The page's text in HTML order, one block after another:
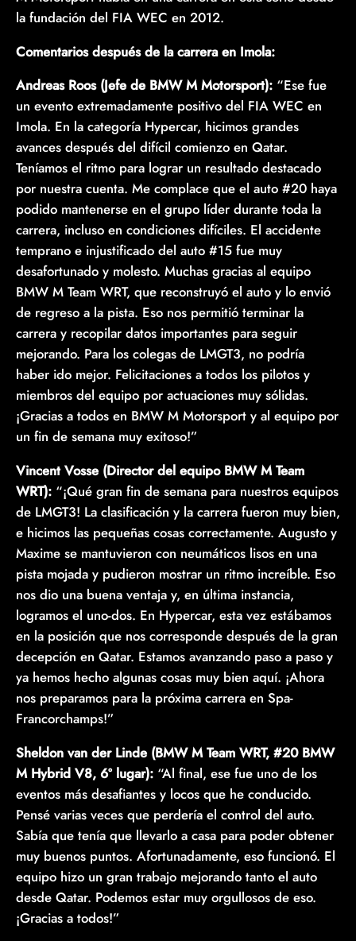
la fundación del FIA WEC en 2012.
Comentarios después de la carrera en Imola:
Andreas Roos (Jefe de BMW M Motorsport): “Ese fue
un evento extremadamente positivo del FIA WEC en
Imola. En la categoría Hypercar, hicimos grandes
avances después del difícil comienzo en Qatar.
Teníamos el ritmo para lograr un resultado destacado
por nuestra cuenta. Me complace que el auto #20 haya
podido mantenerse en el grupo líder durante toda la
carrera, incluso en condiciones difíciles. El accidente
temprano e injustificado del auto #15 fue muy
desafortunado y molesto. Muchas gracias al equipo
BMW M Team WRT, que reconstruyó el auto y lo envió
de regreso a la pista. Eso nos permitió terminar la
carrera y recopilar datos importantes para seguir
mejorando. Para los colegas de LMGT3, no podría
haber ido mejor. Felicitaciones a todos los pilotos y
miembros del equipo por actuaciones muy sólidas.
¡Gracias a todos en BMW M Motorsport y al equipo por
un fin de semana muy exitoso!”
Vincent Vosse (Director del equipo BMW M Team
WRT): “¡Qué gran fin de semana para nuestros equipos
de LMGT3! La clasificación y la carrera fueron muy bien,
e hicimos las pequeñas cosas correctamente. Augusto y
Maxime se mantuvieron con neumáticos lisos en una
pista mojada y pudieron mostrar un ritmo increíble. Eso
nos dio una buena ventaja y, en última instancia,
logramos el uno-dos. En Hypercar, esta vez estábamos
en la posición que nos corresponde después de la gran
decepción en Qatar. Estamos avanzando paso a paso y
ya hemos hecho algunas cosas muy bien aquí. ¡Ahora
nos preparamos para la próxima carrera en Spa-
Francorchamps!”
Sheldon van der Linde (BMW M Team WRT, #20 BMW
M Hybrid V8, 6º lugar): “Al final, ese fue uno de los
eventos más desafiantes y locos que he conducido.
Pensé varias veces que perdería el control del auto.
Sabía que tenía que llevarlo a casa para poder obtener
muy buenos puntos. Afortunadamente, eso funcionó. El
equipo hizo un gran trabajo mejorando tanto el auto
desde Qatar. Podemos estar muy orgullosos de eso.
¡Gracias a todos!”